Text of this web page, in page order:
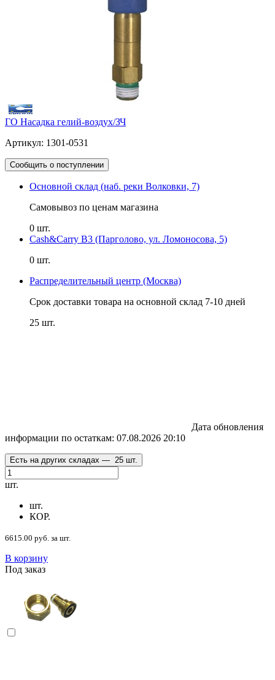
ГО Насадка гелий-воздух/ЗЧ
Артикул: 1301-0531
Сообщить о поступлении
Основной склад (наб. реки Волковки, 7)
Самовывоз по ценам магазина
0 шт.
Cash&Carry B3 (Парголово, ул. Ломоносова, 5)
0 шт.
Распределительный центр (Москва)
Срок доставки товара на основной склад 7-10 дней
25 шт.
Дата обновления
информации по остаткам: 07.08.2026 20:10
Есть на других складах — 25 шт.
шт.
шт.
КОР.
6615.00 руб. за шт.
В корзину
Под заказ